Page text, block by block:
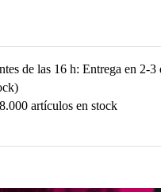
de las 16 h: Entrega en 2-3
artículos en stock